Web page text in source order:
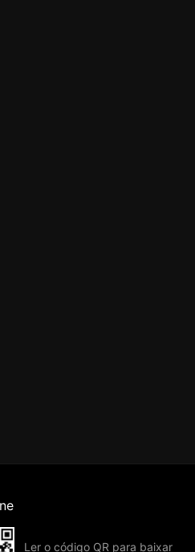
Ler o código QR para baixar